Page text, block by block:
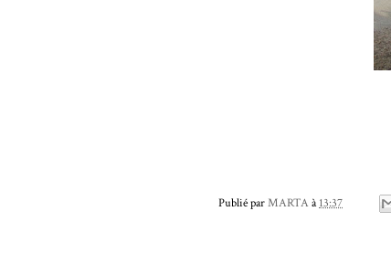
Publié parMARTAà13:37